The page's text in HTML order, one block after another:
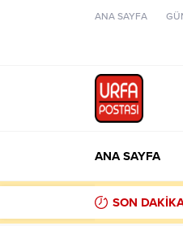
ANA SAYFA
ANA SAYFA
SON